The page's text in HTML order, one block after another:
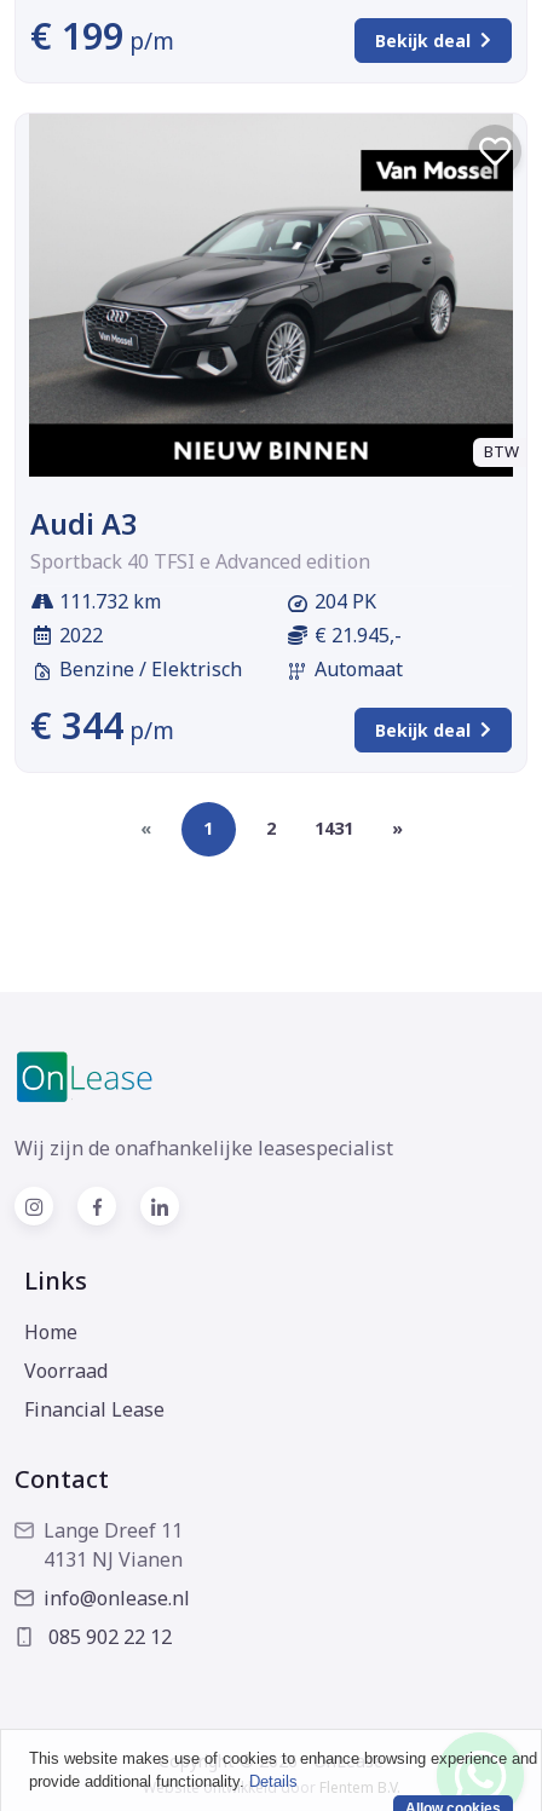
€ 199 p/m Bekijk deal
BTW
Audi A3
Sportback 40 TFSI e Advanced edition
111.732 km
2022
Benzine / Elektrisch
204 PK
€ 21.945,-
Automaat
€ 344 p/m Bekijk deal
« 1 2 1431 »
Wij zijn de onafhankelijke leasespecialist
Links
Home
Voorraad
Financial Lease
Contact
Lange Dreef 11
4131 NJ Vianen
info@onlease.nl
085 902 22 12
Copyright © 2026 - OnLease
Website ontwikkeld door Flentem B.V.
This website makes use of cookies to enhance browsing experience and
provide additional functionality. Details